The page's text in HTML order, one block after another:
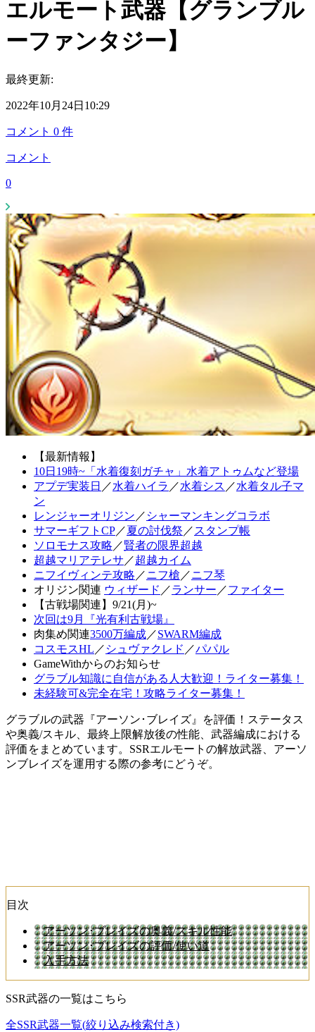
エルモート武器【グランブル
ーファンタジー】
最終更新:
2022年10月24日10:29
コメント 0 件
コメント
0
【最新情報】
10日19時~「水着復刻ガチャ」水着アトゥムなど登場
アプデ実装日 ／水着ハイラ ／水着シス ／水着タル子マ
ン
レンジャーオリジン ／ シャーマンキングコラボ
サマーギフトCP／夏の討伐祭 ／ スタンプ帳
ソロモナス攻略 ／賢者の限界超越
超越マリアテレサ ／超越カイム
ニフイヴィンテ攻略 ／ニフ槍 ／ニフ琴
オリジン関連 ウィザード ／ランサー ／ファイター
【古戦場関連】9/21(月)~
次回は9月『光有利古戦場』
肉集め関連3500万編成／SWARM編成
コスモスHL ／ シュヴァクレド ／パパル
GameWithからのお知らせ
グラブル知識に自信がある人大歓迎！ライター募集！
未経験可&完全在宅！攻略ライター募集！
グラブルの武器『アーソン･ブレイズ』を評価！ステータス
や奥義/スキル、最終上限解放後の性能、武器編成における
評価をまとめています。SSRエルモートの解放武器、アーソ
ンブレイズを運用する際の参考にどうぞ。
目次
アーソン･ブレイズの奥義/スキル性能
アーソン･ブレイズの評価/使い道
入手方法
SSR武器の一覧はこちら
全SSR武器一覧(絞り込み検索付き)